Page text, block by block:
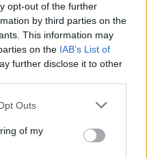
opt-out of the further
by third parties on the
This information may
on the IAB’s List of
further disclose it to other
Outs
of my
fenyegetés
koncertjét